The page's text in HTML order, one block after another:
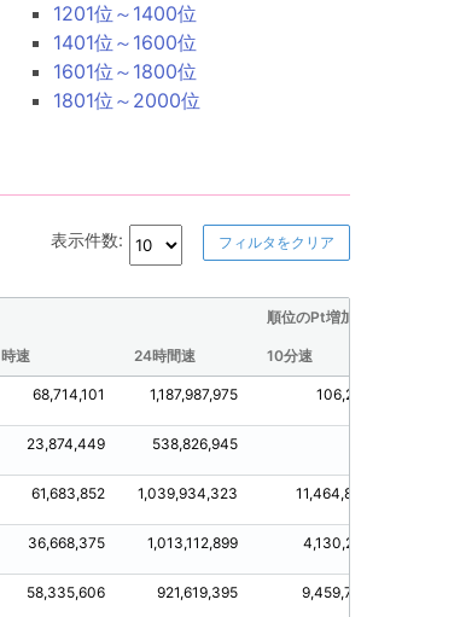
1201位～1400位
1401位～1600位
1601位～1800位
1801位～2000位
表示件数: フィルタをクリア
順位のPt増加量(直近)
時速 24時間速 10分速
68,714,101 1,187,987,975 106,277
23,874,449 538,826,945
61,683,852 1,039,934,323 11,464,860
36,668,375 1,013,112,899 4,130,226
58,335,606 921,619,395 9,459,790